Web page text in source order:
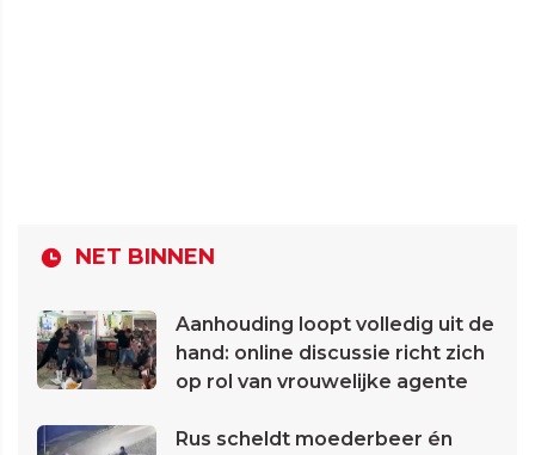
NET BINNEN
Aanhouding loopt volledig uit de
hand: online discussie richt zich
op rol van vrouwelijke agente
Rus scheldt moederbeer én